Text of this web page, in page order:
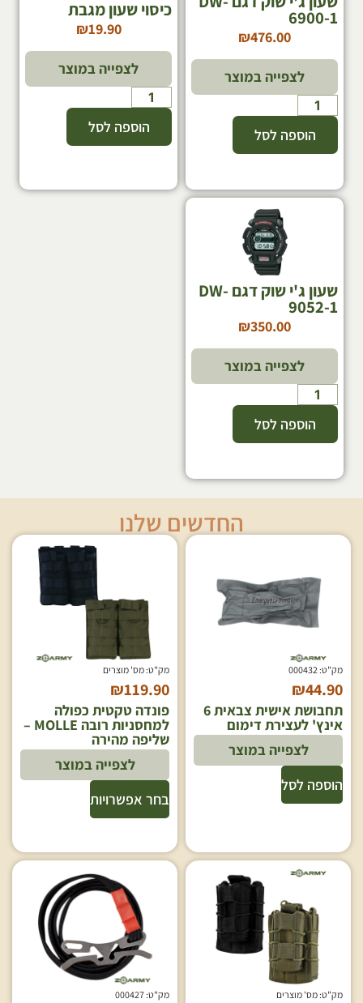
6900-1
₪476.00
לצפייה במוצר
הוספה לסל
כיסוי שעון מגבת
₪19.90
לצפייה במוצר
הוספה לסל
שעון ג'י שוק דגם DW-
9052-1
₪350.00
לצפייה במוצר
הוספה לסל
החדשים שלנו
מק"ט: 000432
₪44.90
תחבושת אישית צבאית 6
אינץ' לעצירת דימום
הוספה לסל
לצפייה במוצר
מק"ט: מס' מוצרים
₪119.90
פונדה טקטית כפולה
למחסניות רובה MOLLE –
שליפה מהירה
בחר אפשרויות
לצפייה במוצר
מק"ט: מס' מוצרים מק"ט: 000427